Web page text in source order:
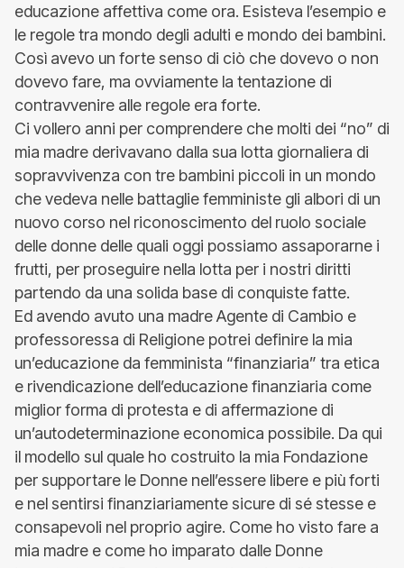
educazione affettiva come ora. Esisteva l’esempio e
le regole tra mondo degli adulti e mondo dei bambini.
Così avevo un forte senso di ciò che dovevo o non
dovevo fare, ma ovviamente la tentazione di
contravvenire alle regole era forte.
Ci vollero anni per comprendere che molti dei “no” di
mia madre derivavano dalla sua lotta giornaliera di
sopravvivenza con tre bambini piccoli in un mondo
che vedeva nelle battaglie femministe gli albori di un
nuovo corso nel riconoscimento del ruolo sociale
delle donne delle quali oggi possiamo assaporarne i
frutti, per proseguire nella lotta per i nostri diritti
partendo da una solida base di conquiste fatte.
Ed avendo avuto una madre Agente di Cambio e
professoressa di Religione potrei definire la mia
un’educazione da femminista “finanziaria” tra etica
e rivendicazione dell’educazione finanziaria come
miglior forma di protesta e di affermazione di
un’autodeterminazione economica possibile. Da qui
il modello sul quale ho costruito la mia Fondazione
per supportare le Donne nell’essere libere e più forti
e nel sentirsi finanziariamente sicure di sé stesse e
consapevoli nel proprio agire. Come ho visto fare a
mia madre e come ho imparato dalle Donne